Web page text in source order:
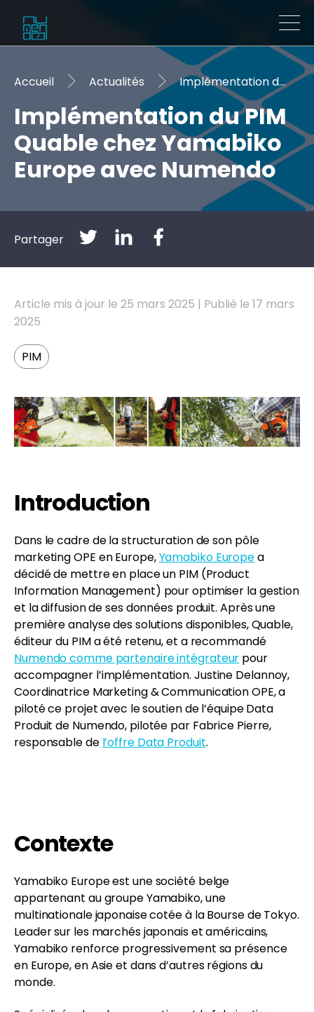
FR EN
Accueil Actualités Implémentation du PIM Quable chez Yamabiko Europe avec Numendo
Implémentation du PIM
Quable chez Yamabiko
Europe avec Numendo
Partager
Article mis à jour le 25 mars 2025 | Publié le 17 mars
2025
PIM
Introduction
Dans le cadre de la structuration de son pôle
marketing OPE en Europe,Yamabiko Europea
décidé de mettre en place un PIM (Product
Information Management) pour optimiser la gestion
et la diffusion de ses données produit. Après une
première analyse des solutions disponibles, Quable,
éditeur du PIM a été retenu, et a recommandé
Numendo comme partenaire intégrateur pour
accompagner l’implémentation. Justine Delannoy,
Coordinatrice Marketing & Communication OPE, a
piloté ce projet avec le soutien de l’équipe Data
Produit de Numendo, pilotée par Fabrice Pierre,
responsable de l’offre Data Produit.
Contexte
Yamabiko Europe est une société belge
appartenant au groupe Yamabiko, une
multinationale japonaise cotée à la Bourse de Tokyo.
Leader sur les marchés japonais et américains,
Yamabiko renforce progressivement sa présence
en Europe, en Asie et dans d’autres régions du
monde.